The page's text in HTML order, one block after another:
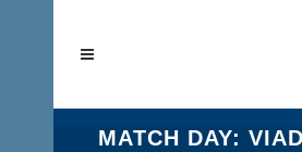
MATCH DAY: